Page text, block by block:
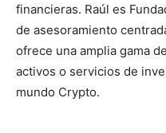
financieras. Raúl es
de asesoramiento
ofrece una amplia gama
activos o servicios de
mundo Crypto.